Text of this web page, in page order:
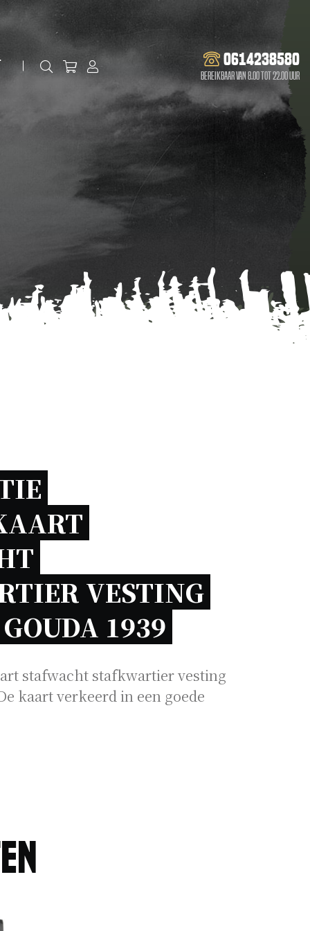
0614238580
Bereikbaar van 8.00 tot 22.00 uur
VESTING
1939
stafwacht stafkwartier vesting
kaart verkeerd in een goede